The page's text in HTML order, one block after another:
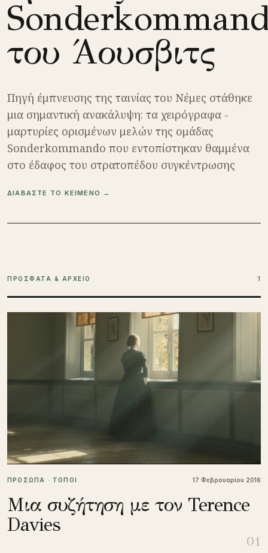
του Άουσβιτς
Πηγή έμπνευσης της ταινίας του Νέμες στάθηκε
μια σημαντική ανακάλυψη: τα χειρόγραφα -
μαρτυρίες ορισμένων μελών της ομάδας
Sonderkommando που εντοπίστηκαν θαμμένα
στο έδαφος του στρατοπέδου συγκέντρωσης
ΔΙΑΒΑΣΤΕ ΤΟ ΚΕΙΜΕΝΟ →
ΠΡΟΣΦΑΤΑ & ΑΡΧΕΙΟ 1
ΠΡΟΣΩΠΑ · ΤΟΠΟΙ 17 Φεβρουαρίου 2016
Μια συζήτηση με τον Terence
Davies
01